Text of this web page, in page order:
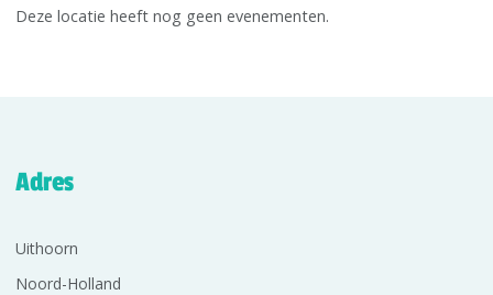
Deze locatie heeft nog geen evenementen.
Adres
Uithoorn
Noord-Holland